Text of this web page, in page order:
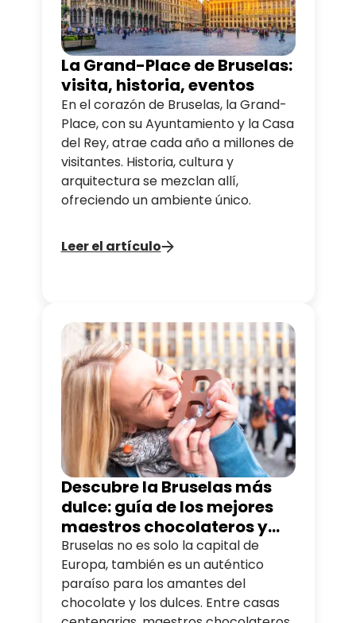
La Grand-Place de Bruselas:
visita, historia, eventos
En el corazón de Bruselas, la Grand-
Place, con su Ayuntamiento y la Casa
del Rey, atrae cada año a millones de
visitantes. Historia, cultura y
arquitectura se mezclan allí,
ofreciendo un ambiente único.
Leer el artículo
Descubre la Bruselas más
dulce: guía de los mejores
maestros chocolateros y
pastelerías
Bruselas no es solo la capital de
Europa, también es un auténtico
paraíso para los amantes del
chocolate y los dulces. Entre casas